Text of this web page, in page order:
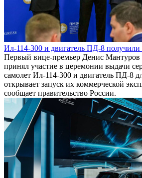
Ил-114-300 и двигатель ПД-8 получили
Первый вице-премьер Денис
принял участие в церемонии выдачи
самолет Ил-114-300 и двигатель ПД-8
открывает запуск их коммерческой
сообщает правительство России.